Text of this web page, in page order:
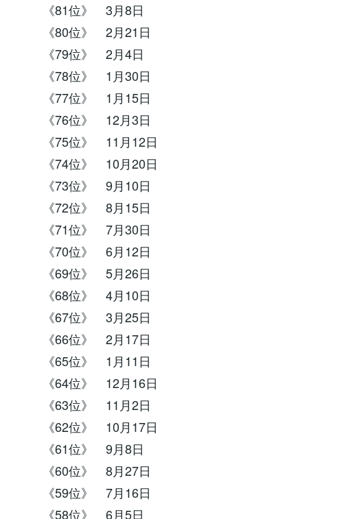
《81位》 3月8日
《80位》 2月21日
《79位》 2月4日
《78位》 1月30日
《77位》 1月15日
《76位》 12月3日
《75位》 11月12日
《74位》 10月20日
《73位》 9月10日
《72位》 8月15日
《71位》 7月30日
《70位》 6月12日
《69位》 5月26日
《68位》 4月10日
《67位》 3月25日
《66位》 2月17日
《65位》 1月11日
《64位》 12月16日
《63位》 11月2日
《62位》 10月17日
《61位》 9月8日
《60位》 8月27日
《59位》 7月16日
《58位》 6月5日